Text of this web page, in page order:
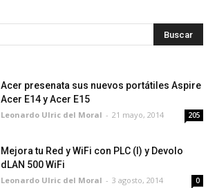
Acer presenata sus nuevos portátiles Aspire
Acer E14 y Acer E15
Leonardo Ulric del Moral - 21 mayo, 2014 205
Mejora tu Red y WiFi con PLC (I) y Devolo
dLAN 500 WiFi
Leonardo Ulric del Moral - 3 agosto, 2014 0